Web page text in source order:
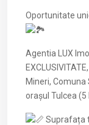
Oportunitate
Agentia LUX
Mineri,
orașul Tulcea (5
Suprafața